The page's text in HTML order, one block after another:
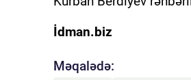
İdman.biz
Məqalədə: